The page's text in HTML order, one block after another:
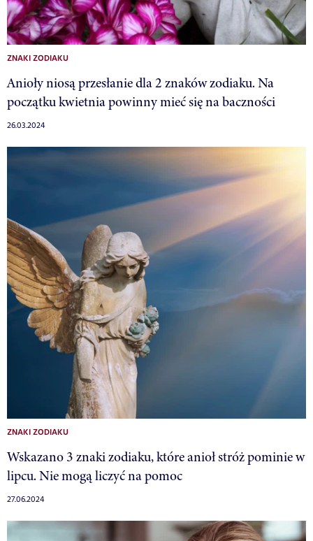
ZNAKI ZODIAKU
Anioły niosą przesłanie dla 2 znaków zodiaku. Na
początku kwietnia powinny mieć się na baczności
26.03.2024
ZNAKI ZODIAKU
Wskazano 3 znaki zodiaku, które anioł stróż pominie w
lipcu. Nie mogą liczyć na pomoc
27.06.2024